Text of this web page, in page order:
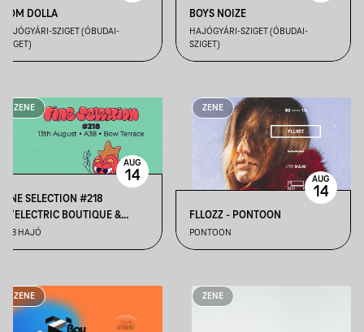
DOM DOLLA
HAJÓGYÁRI-SZIGET (ÓBUDAI-
SZIGET)
BOYS NOIZE
HAJÓGYÁRI-SZIGET (ÓBUDAI-
SZIGET)
ZENE
FINE SELECTION #218
W/ELECTRIC BOUTIQUE &
TURNER
A38 HAJÓ
AUG
14
ZENE
FLLOZZ - PONTOON
PONTOON
AUG
14
ZENE ZENE